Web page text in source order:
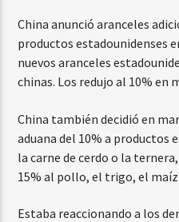
China anunció aranceles
productos estadounidenses
nuevos aranceles
chinas. Los redujo al 10% en
China también decidió en
aduana del 10% a productos
la carne de cerdo o la
15% al ​​pollo, el trigo, el
Estaba reaccionando a los